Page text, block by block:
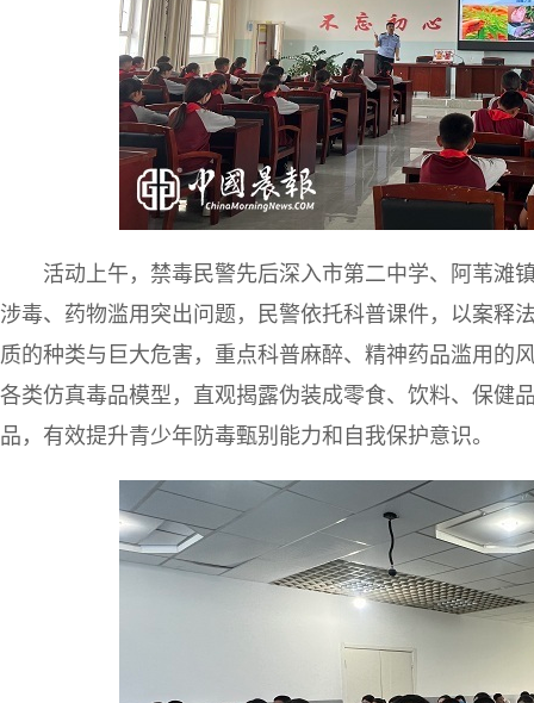
活动上午，禁毒民警先后深入市第二中学、阿苇滩
涉毒、药物滥用突出问题，民警依托科普课件，以案释
质的种类与巨大危害，重点科普麻醉、精神药品滥用的
各类仿真毒品模型，直观揭露伪装成零食、饮料、保健
品，有效提升青少年防毒甄别能力和自我保护意识。